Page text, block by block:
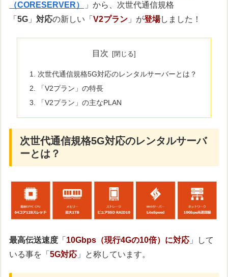
（CORESERVER）
」から、次世代通信規格
「5G 」対応の新しい「V2プラン 」が登場しました！
目次
次世代通信規格5G対応のレンタルサーバーとは？
「V2プラン」の特長
「V2プラン」の主なPLAN
次世代通信規格5G対応のレンタルサーバ
ーとは？
最高伝送速度 「 10Gbps（現行4Gの10倍）に対応 」して
いる事を「5G対応 」と称しています。